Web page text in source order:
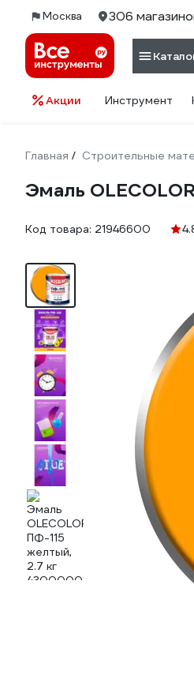
Москва 306
Акции Инструмент
Главная / Строительные
Эмаль
Код товара: 21946600